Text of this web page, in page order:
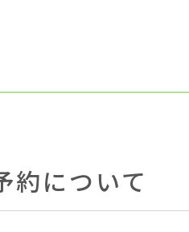
約について